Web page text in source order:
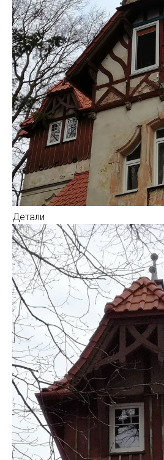
Детали